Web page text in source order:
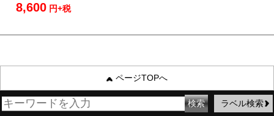
8,600 円+税
ページTOPへ
ラベル検索